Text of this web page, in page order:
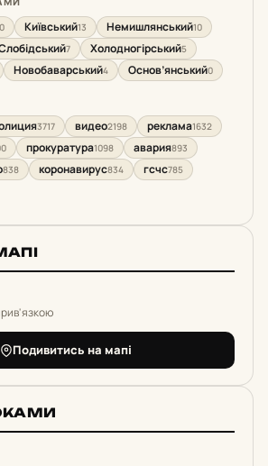
Київський13 Немишлянський10
7 Холодногірський5
Новобаварський4 Основ’янський0
3717 видео2198 реклама1632
прокуратура1098 авария893
838 коронавирус834 гсчс785
Подивитись на мапі